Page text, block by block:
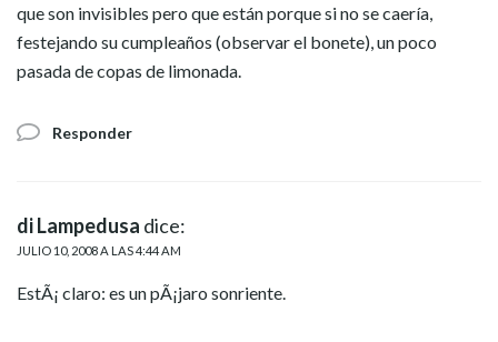
que son invisibles pero que están porque si no se caería,
festejando su cumpleaños (observar el bonete), un poco
pasada de copas de limonada.
Responder
di Lampedusa dice:
JULIO 10, 2008 A LAS 4:44 AM
EstÃ¡ claro: es un pÃ¡jaro sonriente.